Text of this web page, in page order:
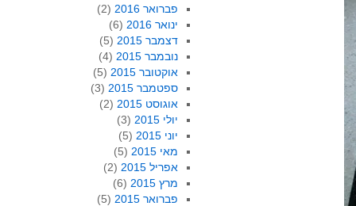
פברואר 2016
(2)
ינואר 2016
(6)
דצמבר 2015
(5)
נובמבר 2015
(4)
אוקטובר 2015
(5)
ספטמבר 2015
(3)
אוגוסט 2015
(2)
יולי 2015
(3)
יוני 2015
(5)
מאי 2015
(5)
אפריל 2015
(2)
מרץ 2015
(6)
פברואר 2015
(5)